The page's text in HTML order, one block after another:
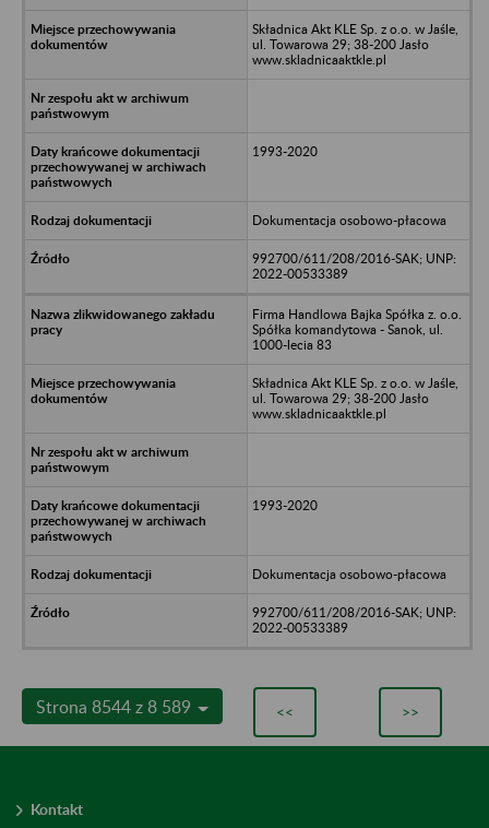
Składnica Akt KLE Sp. z o.o. w Jaśle,
ul. Towarowa 29; 38-200 Jasło
www.skladnicaaktkle.pl
1993-2020
Dokumentacja osobowo-płacowa
992700/611/208/2016-SAK; UNP:
2022-00533389
Firma Handlowa Bajka Spółka z. o.o.
Spółka komandytowa - Sanok, ul.
1000-lecia 83
Składnica Akt KLE Sp. z o.o. w Jaśle,
ul. Towarowa 29; 38-200 Jasło
www.skladnicaaktkle.pl
1993-2020
Dokumentacja osobowo-płacowa
992700/611/208/2016-SAK; UNP:
2022-00533389
Strona 8544 z 8 589 << >>
Kontakt